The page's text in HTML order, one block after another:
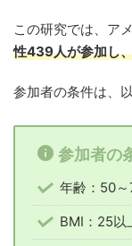
この研究では、ア
性439人が参加し
参加者の条件は、
参加者の
年齢：50
BMI：25以